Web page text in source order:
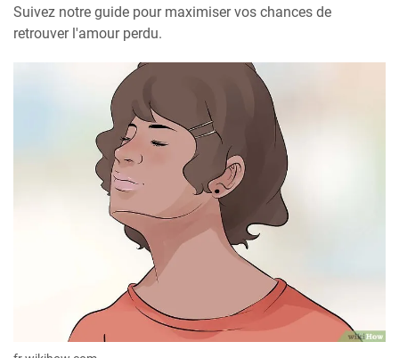
Suivez notre guide pour maximiser vos chances de
retrouver l'amour perdu.